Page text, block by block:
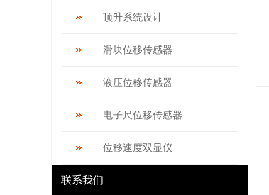
顶升系统设计
滑块位移传感器
液压位移传感器
电子尺位移传感器
位移速度双显仪
联系我们